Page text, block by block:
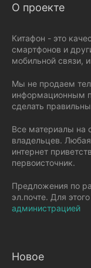
О проекте
Китафон - это
смартфонов и
мобильной связи,
Мы не продаем
информационным
сделать
Все материалы на
владельцев.
интернет
первоисточник.
Предложения по
эл.почте. Для
администрацией
Новое